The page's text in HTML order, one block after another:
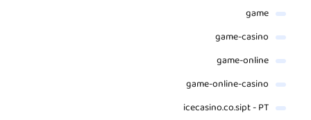
game
game-casino
game-online
game-online-casino
icecasino.co.sipt - PT